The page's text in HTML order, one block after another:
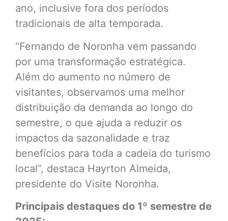
ano, inclusive fora dos períodos
tradicionais de alta temporada.
“Fernando de Noronha vem passando
por uma transformação estratégica.
Além do aumento no número de
visitantes, observamos uma melhor
distribuição da demanda ao longo do
semestre, o que ajuda a reduzir os
impactos da sazonalidade e traz
benefícios para toda a cadeia do turismo
local”, destaca Hayrton Almeida,
presidente do Visite Noronha.
Principais destaques do 1º semestre de